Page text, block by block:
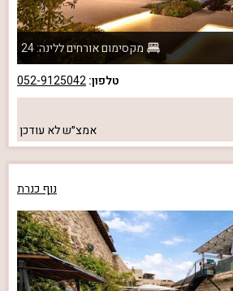
מקסימום אורחים ללינה: 24
טלפון:052-9125042
אמצ״שלא עודכן
נוף כנרת